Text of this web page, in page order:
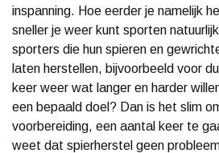
inspanning. Hoe eerder je namelijk
sneller je weer kunt sporten
sporters die hun spieren en
laten herstellen, bijvoorbeeld voor
keer weer wat langer en harder
een bepaald doel? Dan is het slim
voorbereiding, een aantal keer te
weet dat spierherstel geen